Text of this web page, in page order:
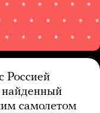
Россией
найденный
самолетом